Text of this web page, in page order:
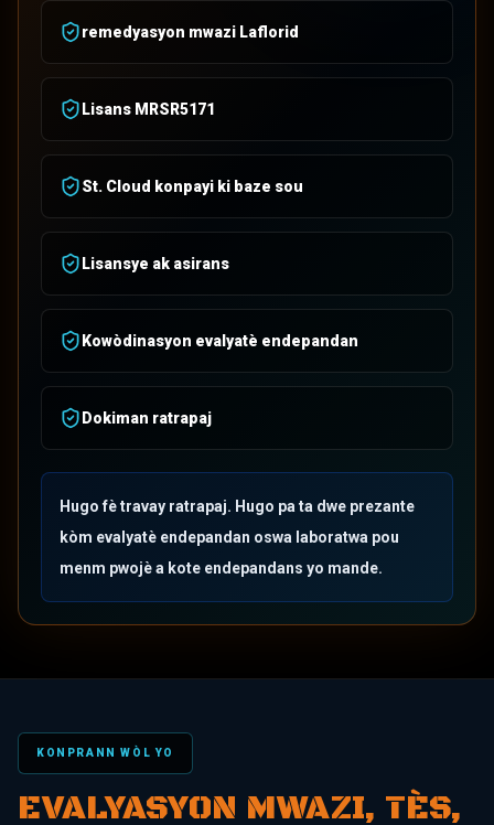
remedyasyon mwazi Laflorid
Lisans MRSR5171
St. Cloud konpayi ki baze sou
Lisansye ak asirans
Kowòdinasyon evalyatè endepandan
Dokiman ratrapaj
Hugo fè travay ratrapaj. Hugo pa ta dwe prezante
kòm evalyatè endepandan oswa laboratwa pou
menm pwojè a kote endepandans yo mande.
KONPRANN WÒL YO
EVALYASYON MWAZI, TÈS,